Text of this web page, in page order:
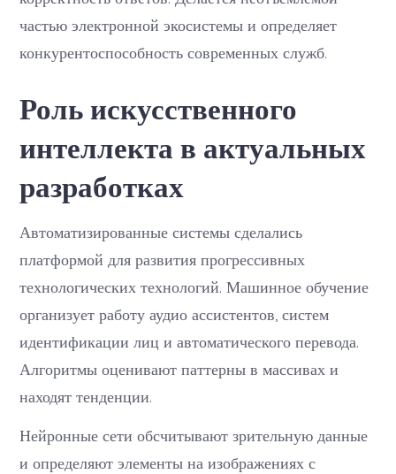
частью электронной экосистемы и определяет
конкурентоспособность современных служб.
Роль искусственного
интеллекта в актуальных
разработках
Автоматизированные системы сделались
платформой для развития прогрессивных
технологических технологий. Машинное обучение
организует работу аудио ассистентов, систем
идентификации лиц и автоматического перевода.
Алгоритмы оценивают паттерны в массивах и
находят тенденции.
Нейронные сети обсчитывают зрительную данные
и определяют элементы на изображениях с